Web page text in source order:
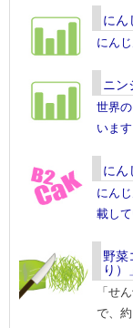
にん
にん
ニン
世界
います
にん
にん
載し
野菜
り）」
「せ
で、